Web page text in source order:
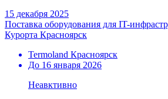
15 декабря 2025
Поставка оборудования для IT-
Курорта Красноярск
Termoland Красноярск
До 16 января 2026
Неавктивно